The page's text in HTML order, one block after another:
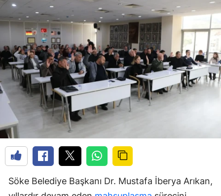
Söke Belediye Başkanı Dr. Mustafa İberya Arıkan,